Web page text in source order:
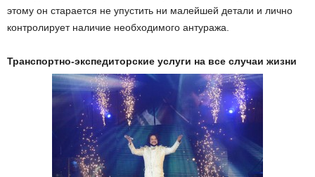
этому он старается не упустить ни малейшей детали и лично
контролирует наличие необходимого антуража.
Транспортно-экспедиторские услуги на все случаи жизни